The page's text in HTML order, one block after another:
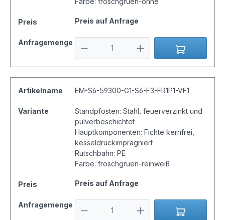
Preis Preis auf Anfrage
Anfragemenge
Artikelname EM-S6-59300-G1-S6-F3-FR1P1-VF1
Variante
Standpfosten: Stahl, feuerverzinkt und
pulverbeschichtet
Hauptkomponenten: Fichte kernfrei,
kesseldruckimprägniert
Rutschbahn: PE
Farbe: froschgruen-reinweiß
Preis Preis auf Anfrage
Anfragemenge